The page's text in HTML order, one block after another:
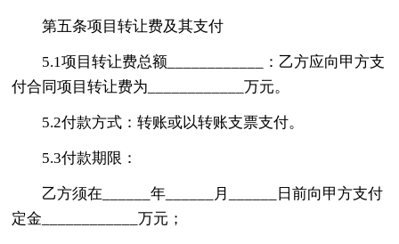
第五条项目转让费及其支付
5.1项目转让费总额____________：乙方应向甲方支
付合同项目转让费为____________万元。
5.2付款方式：转账或以转账支票支付。
5.3付款期限：
乙方须在______年______月______日前向甲方支付
定金____________万元；